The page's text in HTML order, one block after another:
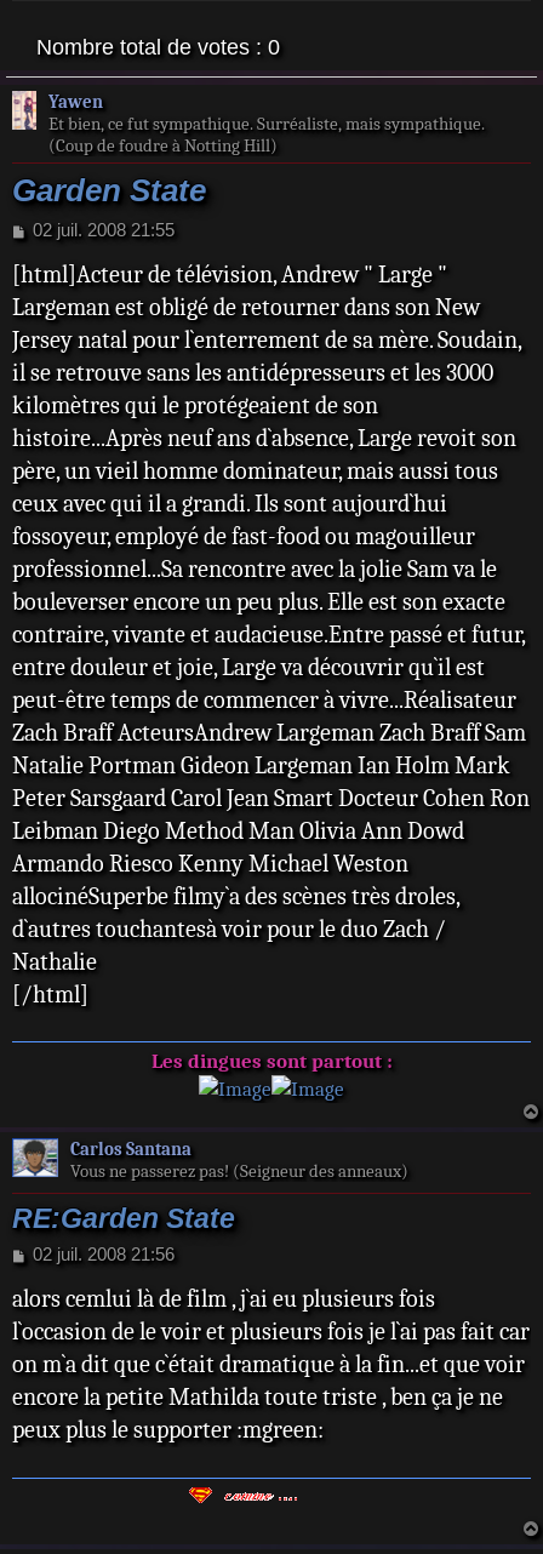
Nombre total de votes : 0
Yawen
Et bien, ce fut sympathique. Surréaliste, mais sympathique.
(Coup de foudre à Notting Hill)
Garden State
M
s
a
g
02 juil. 2008 21:55
[html]Acteur de télévision, Andrew " Large "
Largeman est obligé de retourner dans son New
Jersey natal pour l`enterrement de sa mère. Soudain,
il se retrouve sans les antidépresseurs et les 3000
kilomètres qui le protégeaient de son
histoire...Après neuf ans d`absence, Large revoit son
père, un vieil homme dominateur, mais aussi tous
ceux avec qui il a grandi. Ils sont aujourd`hui
fossoyeur, employé de fast-food ou magouilleur
professionnel...Sa rencontre avec la jolie Sam va le
bouleverser encore un peu plus. Elle est son exacte
contraire, vivante et audacieuse.Entre passé et futur,
entre douleur et joie, Large va découvrir qu`il est
peut-être temps de commencer à vivre...Réalisateur
Zach Braff ActeursAndrew Largeman Zach Braff Sam
Natalie Portman Gideon Largeman Ian Holm Mark
Peter Sarsgaard Carol Jean Smart Docteur Cohen Ron
Leibman Diego Method Man Olivia Ann Dowd
Armando Riesco Kenny Michael Weston
allocinéSuperbe filmy`a des scènes très droles,
d`autres touchantesà voir pour le duo Zach /
Nathalie
[/html]
Les dingues sont partout :
Carlos Santana
Vous ne passerez pas! (Seigneur des anneaux)
RE:Garden State
M
s
a
g
02 juil. 2008 21:56
alors cemlui là de film , j`ai eu plusieurs fois
l`occasion de le voir et plusieurs fois je l`ai pas fait car
on m`a dit que c`était dramatique à la fin...et que voir
encore la petite Mathilda toute triste , ben ça je ne
peux plus le supporter :mgreen: